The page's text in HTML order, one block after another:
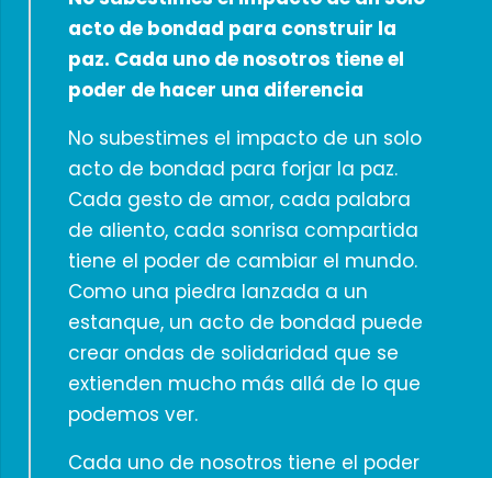
acto de bondad para construir la
paz. Cada uno de nosotros tiene el
poder de hacer una diferencia
No subestimes el impacto de un solo
acto de bondad para forjar la paz.
Cada gesto de amor, cada palabra
de aliento, cada sonrisa compartida
tiene el poder de cambiar el mundo.
Como una piedra lanzada a un
estanque, un acto de bondad puede
crear ondas de solidaridad que se
extienden mucho más allá de lo que
podemos ver.
Cada uno de nosotros tiene el poder